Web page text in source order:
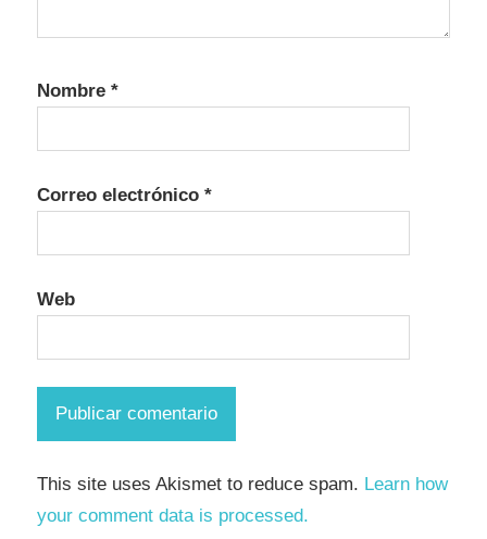
Nombre *
Correo electrónico *
Web
This site uses Akismet to reduce spam. Learn how
your comment data is processed.